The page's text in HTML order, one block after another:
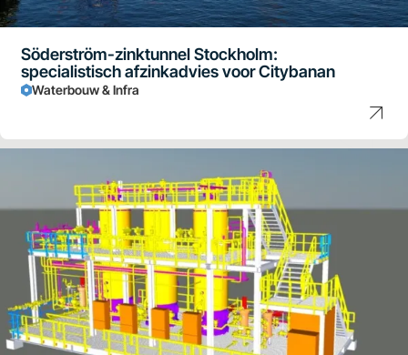
Söderström-zinktunnel Stockholm:
specialistisch afzinkadvies voor Citybanan
Waterbouw & Infra